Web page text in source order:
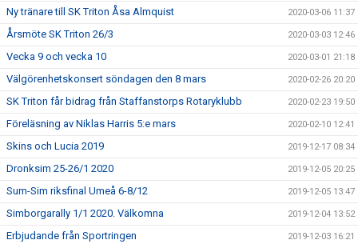
Ny tränare till SK Triton Åsa Almquist 2020-03-06 11:37
Årsmöte SK Triton 26/3 2020-03-03 12:46
Vecka 9 och vecka 10 2020-03-01 21:18
Välgörenhetskonsert söndagen den 8 mars 2020-02-26 20:20
SK Triton får bidrag från Staffanstorps Rotaryklubb 2020-02-23 19:50
Föreläsning av Niklas Harris 5:e mars 2020-02-10 12:41
Skins och Lucia 2019 2019-12-17 08:34
Dronksim 25-26/1 2020 2019-12-05 20:25
Sum-Sim riksfinal Umeå 6-8/12 2019-12-05 13:47
Simborgarally 1/1 2020. Välkomna 2019-12-04 13:52
Erbjudande från Sportringen 2019-12-03 16:21